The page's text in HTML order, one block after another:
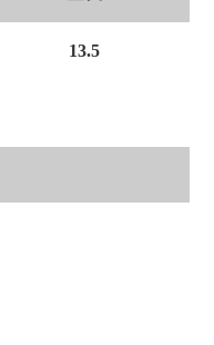
13.5